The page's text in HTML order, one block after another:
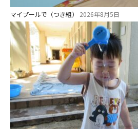
マイプールで（つき組） 2026年8月5日
2歳児ひとり登園［ゆず組 ]
グループ施設・
関係先リンク
学校法⼈鴨⾕学園 鳳幼稚園
学校法⼈諏訪森学園 諏訪森幼稚
園
⼤阪府私⽴幼稚園連盟